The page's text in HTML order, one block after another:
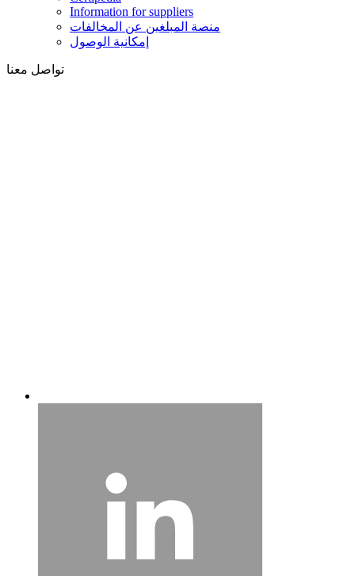
Information for suppliers
منصة المبلغين عن المخالفات
إمكانية الوصول
تواصل معنا